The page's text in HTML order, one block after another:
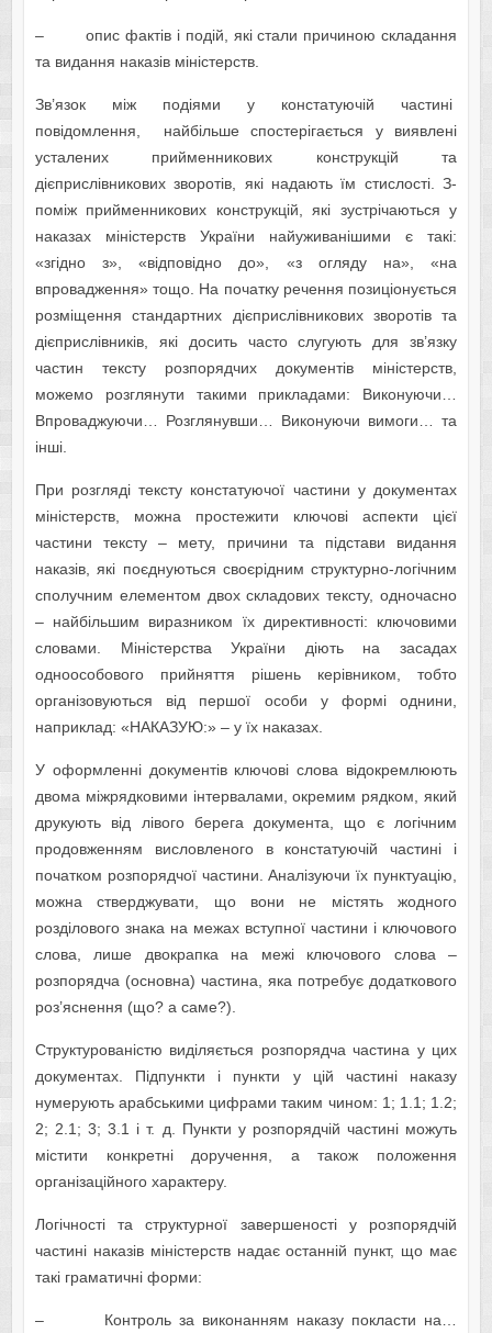
– опис фактів і подій, які стали причиною складання
та видання наказів міністерств.
Зв’язок між подіями у констатуючій частині
повідомлення, найбільше спостерігається у виявлені
усталених прийменникових конструкцій та
дієприслівникових зворотів, які надають їм стислості. З-
поміж прийменникових конструкцій, які зустрічаються у
наказах міністерств України найуживанішими є такі:
«згідно з», «відповідно до», «з огляду на», «на
впровадження» тощо. На початку речення позиціонується
розміщення стандартних дієприслівникових зворотів та
дієприслівників, які досить часто слугують для зв’язку
частин тексту розпорядчих документів міністерств,
можемо розглянути такими прикладами: Виконуючи…
Впроваджуючи… Розглянувши… Виконуючи вимоги… та
інші.
При розгляді тексту констатуючої частини у документах
міністерств, можна простежити ключові аспекти цієї
частини тексту – мету, причини та підстави видання
наказів, які поєднуються своєрідним структурно-логічним
сполучним елементом двох складових тексту, одночасно
– найбільшим виразником їх директивності: ключовими
словами. Міністерства України діють на засадах
одноособового прийняття рішень керівником, тобто
організовуються від першої особи у формі однини,
наприклад: «НАКАЗУЮ:» – у їх наказах.
У оформленні документів ключові слова відокремлюють
двома міжрядковими інтервалами, окремим рядком, який
друкують від лівого берега документа, що є логічним
продовженням висловленого в констатуючій частині і
початком розпорядчої частини. Аналізуючи їх пунктуацію,
можна стверджувати, що вони не містять жодного
розділового знака на межах вступної частини і ключового
слова, лише двокрапка на межі ключового слова –
розпорядча (основна) частина, яка потребує додаткового
роз’яснення (що? а саме?).
Структурованістю виділяється розпорядча частина у цих
документах. Підпункти і пункти у цій частині наказу
нумерують арабськими цифрами таким чином: 1; 1.1; 1.2;
2; 2.1; 3; 3.1 і т. д. Пункти у розпорядчій частині можуть
містити конкретні доручення, а також положення
організаційного характеру.
Логічності та структурної завершеності у розпорядчій
частині наказів міністерств надає останній пункт, що має
такі граматичні форми:
– Контроль за виконанням наказу покласти на…